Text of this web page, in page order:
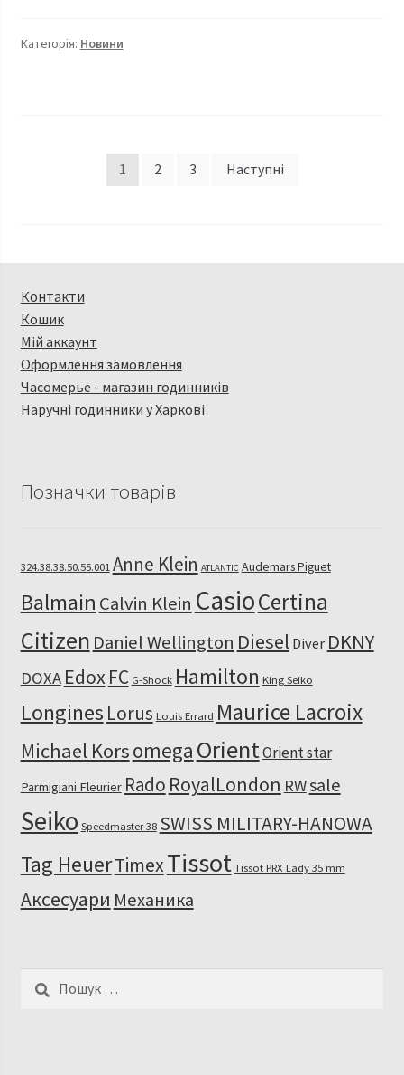
відродження
Категорія: Новини
Пагінація
1 2 3 Наступні
Контакти
Кошик
Мій аккаунт
Оформлення замовлення
Часомерье - магазин годинників
Наручні годинники у Харкові
Позначки товарів
324.38.38.50.55.001 Anne Klein ATLANTIC Audemars Piguet
Balmain Calvin Klein CasioCertina
Citizen Daniel Wellington Diesel Diver DKNY
DOXA EdoxFC G-Shock Hamilton King Seiko
Longines Lorus Louis Errard Maurice Lacroix
Michael Korsomega OrientOrient star
Parmigiani Fleurier Rado RoyalLondon RWsale
Seiko Speedmaster 38 SWISS MILITARY-HANOWA
Tag HeuerTimexTissot Tissot PRX Lady 35 mm
Аксесуари Механика
Пошук: